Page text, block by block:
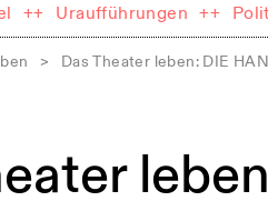
++ Uraufführungen ++
> Das Theater leben: DIE